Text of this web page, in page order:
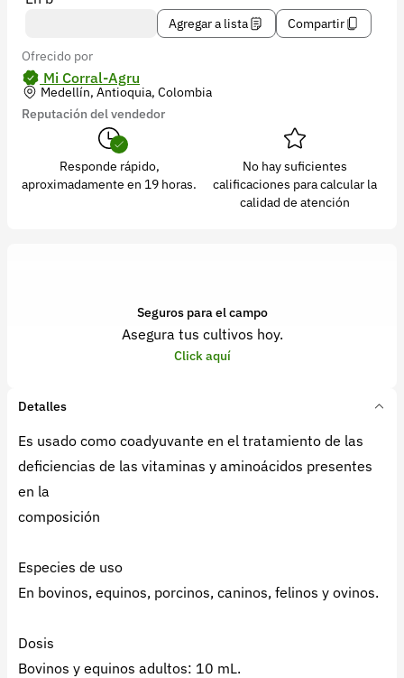
Agregar a lista
Compartir
Ofrecido por
Mi Corral-Agru
Medellín, Antioquia, Colombia
Reputación del vendedor
Responde rápido,
aproximadamente en 19 horas.
No hay suficientes
calificaciones para calcular la
calidad de atención
Seguros para el campo
Asegura tus cultivos hoy.
Click aquí
Detalles
Es usado como coadyuvante en el tratamiento de las
deficiencias de las vitaminas y aminoácidos presentes
en la
composición
Especies de uso
En bovinos, equinos, porcinos, caninos, felinos y ovinos.
Dosis
Bovinos y equinos adultos: 10 mL.